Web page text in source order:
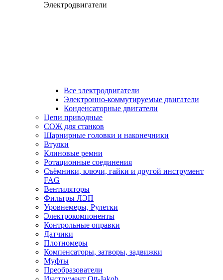
Электродвигатели
Все электродвигатели
Электронно-коммутируемые двигатели
Конденсаторные двигатели
Цепи приводные
СОЖ для станков
Шарнирные головки и наконечники
Втулки
Клиновые ремни
Ротационные соединения
Съёмники, ключи, гайки и другой инструмент
FAG
Вентиляторы
Фильтры ЛЭП
Уровнемеры, Рулетки
Электрокомпоненты
Контрольные оправки
Датчики
Плотномеры
Компенсаторы, затворы, задвижки
Муфты
Преобразователи